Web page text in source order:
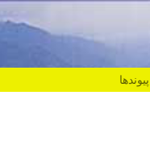
پیوندها